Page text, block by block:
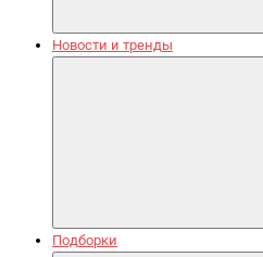
Новости и тренды
Подборки